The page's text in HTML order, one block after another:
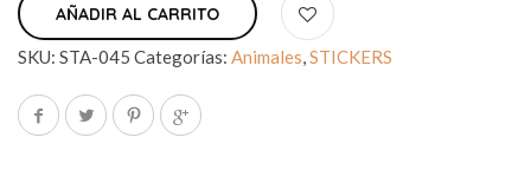
AÑADIR AL CARRITO
SKU: STA-045 Categorías: Animales,STICKERS